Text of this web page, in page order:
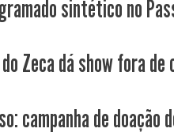
sintético no
Zeca dá show fora de
campanha de doação